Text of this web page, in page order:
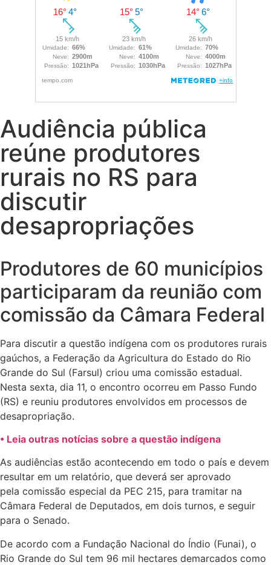
Audiência pública
reúne produtores
rurais no RS para
discutir
desapropriações
Produtores de 60 municípios
participaram da reunião com
comissão da Câmara Federal
Para discutir a questão indígena com os produtores rurais
gaúchos, a Federação da Agricultura do Estado do Rio
Grande do Sul (Farsul) criou uma comissão estadual.
Nesta sexta, dia 11, o encontro ocorreu em Passo Fundo
(RS) e reuniu produtores envolvidos em processos de
desapropriação.
• Leia outras notícias sobre a questão indígena
As audiências estão acontecendo em todo o país e devem
resultar em um relatório, que deverá ser aprovado
pela comissão especial da PEC 215, para tramitar na
Câmara Federal de Deputados, em dois turnos, e seguir
para o Senado.
De acordo com a Fundação Nacional do Índio (Funai), o
Rio Grande do Sul tem 96 mil hectares demarcados como